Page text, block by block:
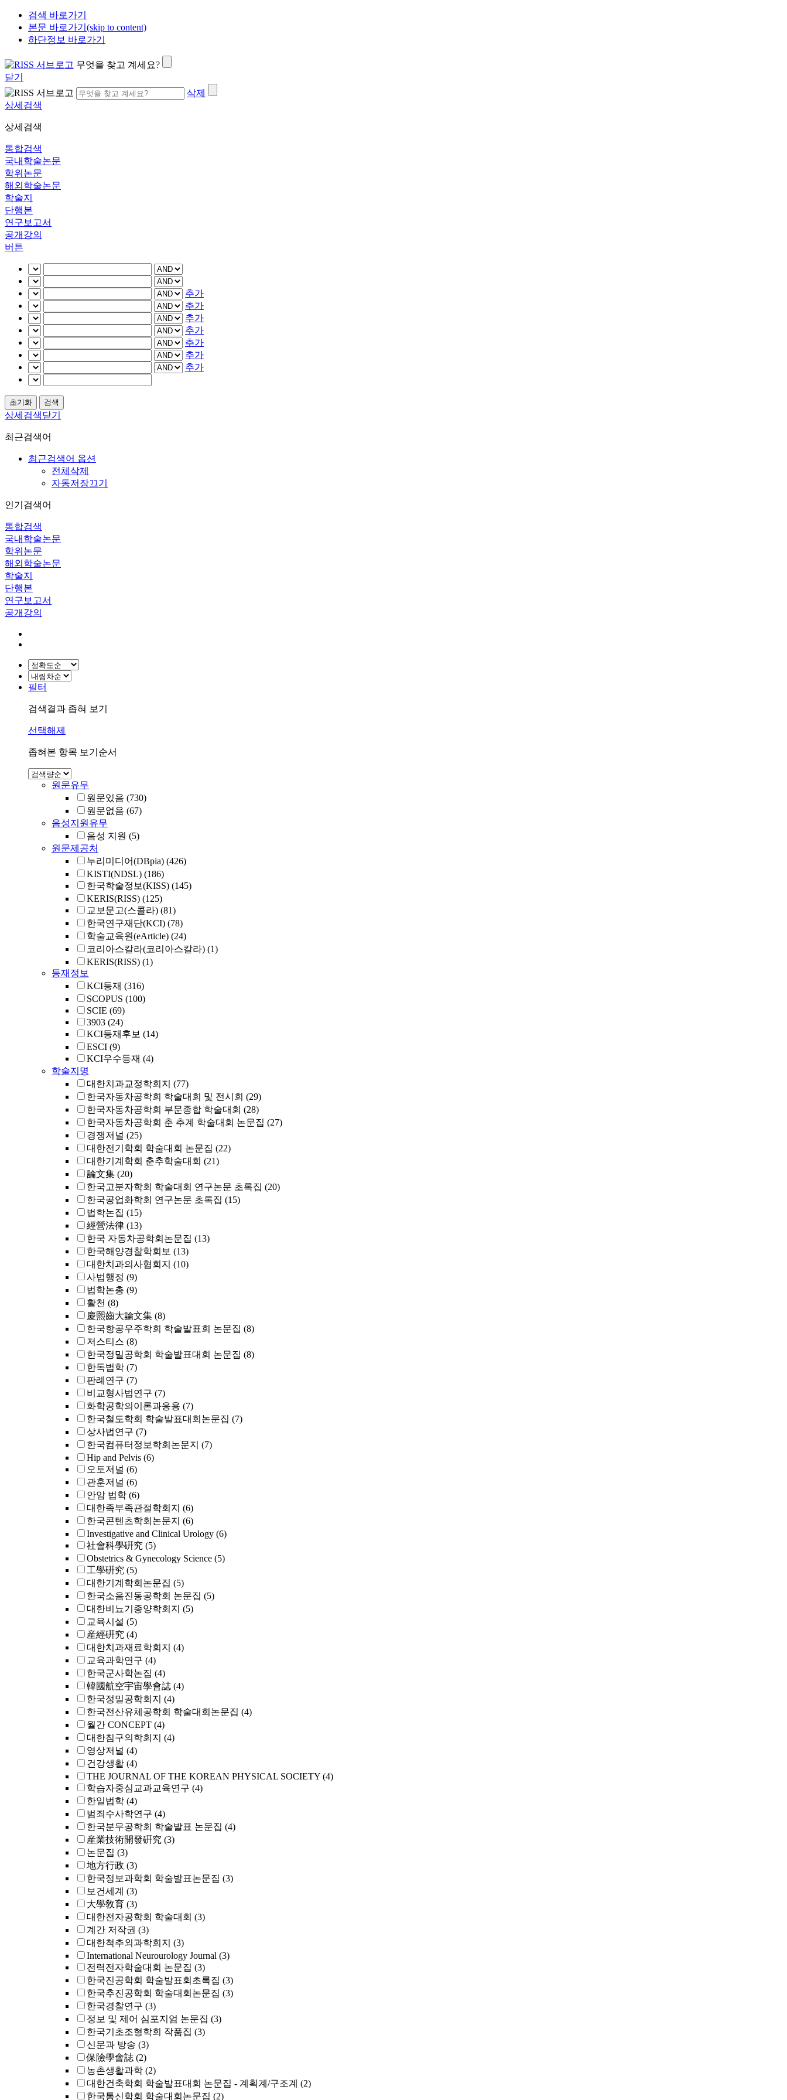
검색 바로가기
본문 바로가기(skip to content)
하단정보 바로가기
무엇을 찾고 계세요?
닫기
삭제
상세검색
상세검색
통합검색
국내학술논문
학위논문
해외학술논문
학술지
단행본
연구보고서
공개강의
버튼
추가
추가
추가
추가
추가
추가
추가
상세검색닫기
최근검색어
최근검색어 옵션
전체삭제
자동저장끄기
인기검색어
통합검색
국내학술논문
학위논문
해외학술논문
학술지
단행본
연구보고서
공개강의
필터
검색결과 좁혀 보기
선택해제
좁혀본 항목 보기순서
원문유무
원문있음 (730)
원문없음 (67)
음성지원유무
음성 지원 (5)
원문제공처
누리미디어(DBpia) (426)
KISTI(NDSL) (186)
한국학술정보(KISS) (145)
KERIS(RISS) (125)
교보문고(스콜라) (81)
한국연구재단(KCI) (78)
학술교육원(eArticle) (24)
코리아스칼라(코리아스칼라) (1)
KERIS(RISS) (1)
등재정보
KCI등재 (316)
SCOPUS (100)
SCIE (69)
3903 (24)
KCI등재후보 (14)
ESCI (9)
KCI우수등재 (4)
학술지명
대한치과교정학회지 (77)
한국자동차공학회 학술대회 및 전시회 (29)
한국자동차공학회 부문종합 학술대회 (28)
한국자동차공학회 춘 추계 학술대회 논문집 (27)
경쟁저널 (25)
대한전기학회 학술대회 논문집 (22)
대한기계학회 춘추학술대회 (21)
論文集 (20)
한국고분자학회 학술대회 연구논문 초록집 (20)
한국공업화학회 연구논문 초록집 (15)
법학논집 (15)
經營法律 (13)
한국 자동차공학회논문집 (13)
한국해양경찰학회보 (13)
대한치과의사협회지 (10)
사법행정 (9)
법학논총 (9)
활천 (8)
慶熙齒大論文集 (8)
한국항공우주학회 학술발표회 논문집 (8)
저스티스 (8)
한국정밀공학회 학술발표대회 논문집 (8)
한독법학 (7)
판례연구 (7)
비교형사법연구 (7)
화학공학의이론과응용 (7)
한국철도학회 학술발표대회논문집 (7)
상사법연구 (7)
한국컴퓨터정보학회논문지 (7)
Hip and Pelvis (6)
오토저널 (6)
관훈저널 (6)
안암 법학 (6)
대한족부족관절학회지 (6)
한국콘텐츠학회논문지 (6)
Investigative and Clinical Urology (6)
社會科學硏究 (5)
Obstetrics & Gynecology Science (5)
工學硏究 (5)
대한기계학회논문집 (5)
한국소음진동공학회 논문집 (5)
대한비뇨기종양학회지 (5)
교육시설 (5)
産經硏究 (4)
대한치과재료학회지 (4)
교육과학연구 (4)
한국군사학논집 (4)
韓國航空宇宙學會誌 (4)
한국정밀공학회지 (4)
한국전산유체공학회 학술대회논문집 (4)
월간 CONCEPT (4)
대한침구의학회지 (4)
영상저널 (4)
건강생활 (4)
THE JOURNAL OF THE KOREAN PHYSICAL SOCIETY (4)
학습자중심교과교육연구 (4)
한일법학 (4)
범죄수사학연구 (4)
한국분무공학회 학술발표 논문집 (4)
産業技術開發硏究 (3)
논문집 (3)
地方行政 (3)
한국정보과학회 학술발표논문집 (3)
보건세계 (3)
大學敎育 (3)
대한전자공학회 학술대회 (3)
계간 저작권 (3)
대한척추외과학회지 (3)
International Neurourology Journal (3)
전력전자학술대회 논문집 (3)
한국진공학회 학술발표회초록집 (3)
한국추진공학회 학술대회논문집 (3)
한국경찰연구 (3)
정보 및 제어 심포지엄 논문집 (3)
한국기초조형학회 작품집 (3)
신문과 방송 (3)
保險學會誌 (2)
농촌생활과학 (2)
대한건축학회 학술발표대회 논문집 - 계획계/구조계 (2)
한국통신학회 학술대회논문집 (2)